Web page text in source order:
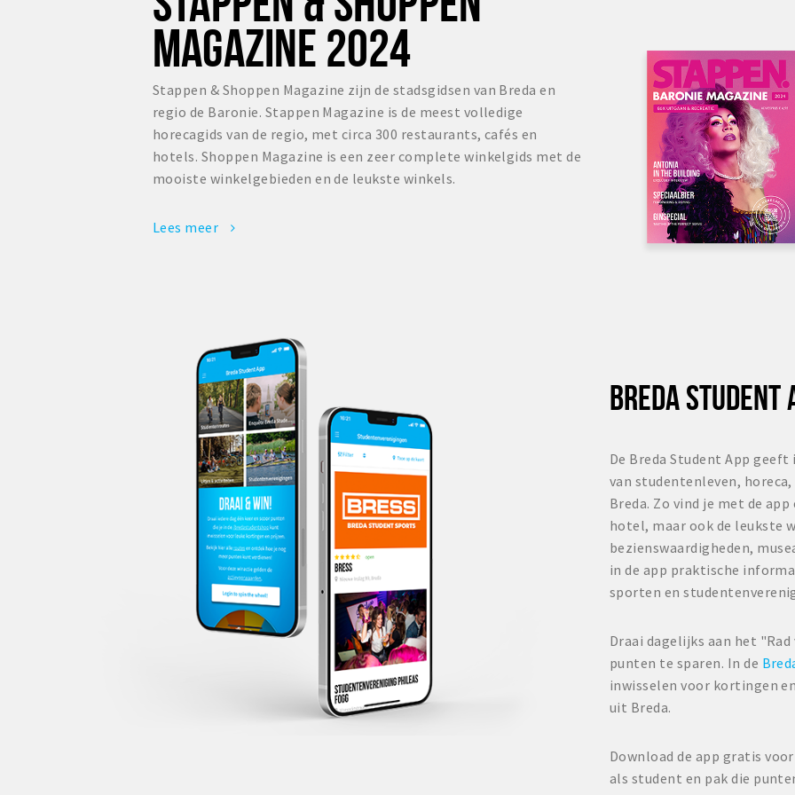
MAGAZINE 2024
Stappen & Shoppen Magazine zijn de stadsgidsen van Breda en
regio de Baronie. Stappen Magazine is de meest volledige
horecagids van de regio, met circa 300 restaurants, cafés en
hotels. Shoppen Magazine is een zeer complete winkelgids met de
mooiste winkelgebieden en de leukste winkels.
Lees meer
BREDA STUDENT
De Breda Student App
van studentenleven,
Breda. Zo vind je met de
hotel, maar ook de leukste
bezienswaardigheden,
in de app praktische
sporten en
Draai dagelijks aan het
punten te sparen. In de
inwisselen voor kortingen
uit Breda.
Download de app gratis
als student en pak die